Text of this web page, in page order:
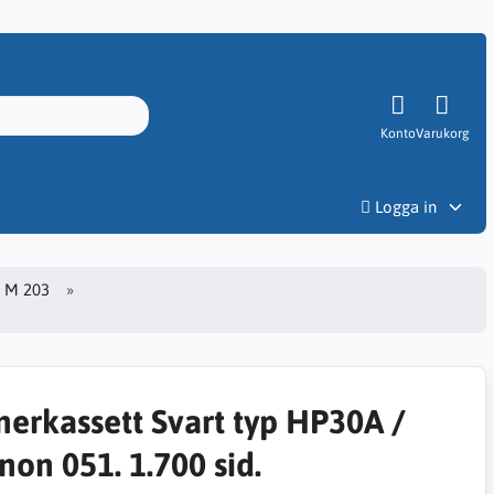
KontoVarukorg
Logga in
M 203
Svart typ HP30A /
051. 1.700 sid.